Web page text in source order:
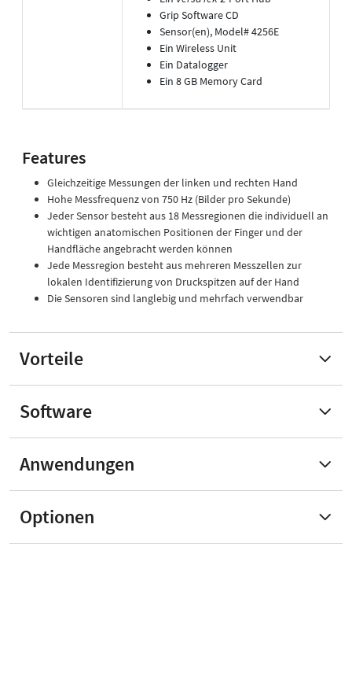
Grip Software CD
Sensor(en), Model# 4256E
Ein Wireless Unit
Ein Datalogger
Ein 8 GB Memory Card
Features
Gleichzeitige Messungen der linken und rechten Hand
Hohe Messfrequenz von 750 Hz (Bilder pro Sekunde)
Jeder Sensor besteht aus 18 Messregionen die individuell an
wichtigen anatomischen Positionen der Finger und der
Handfläche angebracht werden können
Jede Messregion besteht aus mehreren Messzellen zur
lokalen Identifizierung von Druckspitzen auf der Hand
Die Sensoren sind langlebig und mehrfach verwendbar
Vorteile
Software
Anwendungen
Optionen